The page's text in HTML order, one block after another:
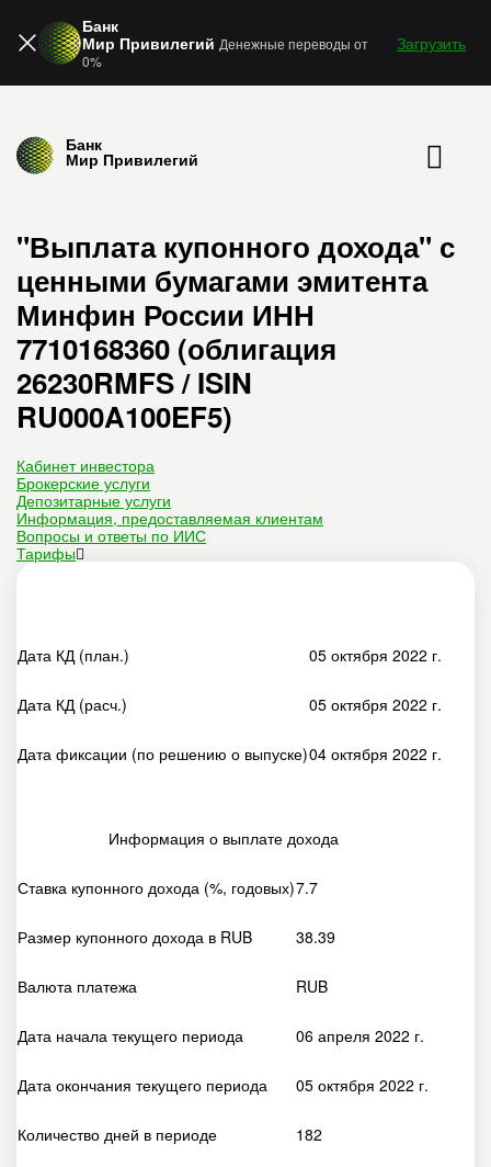
Банк
Мир Привилегий Денежные переводы от
0%
Загрузить
Банк
Мир Привилегий
"Выплата купонного дохода" с
ценными бумагами эмитента
Минфин России ИНН
7710168360 (облигация
26230RMFS / ISIN
RU000A100EF5)
Кабинет инвестора
Брокерские услуги
Депозитарные услуги
Информация, предоставляемая клиентам
Вопросы и ответы по ИИС
Тарифы
Дата КД (план.) 05 октября 2022 г.
Дата КД (расч.) 05 октября 2022 г.
Дата фиксации (по решению о выпуске)04 октября 2022 г.
Информация о выплате дохода
Ставка купонного дохода (%, годовых)7.7
Размер купонного дохода в RUB 38.39
Валюта платежа RUB
Дата начала текущего периода 06 апреля 2022 г.
Дата окончания текущего периода 05 октября 2022 г.
Количество дней в периоде 182